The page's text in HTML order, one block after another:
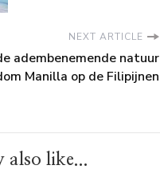
NEXT ARTICLE
adembenemende natuur
Manilla op de Filipijnen
also like...